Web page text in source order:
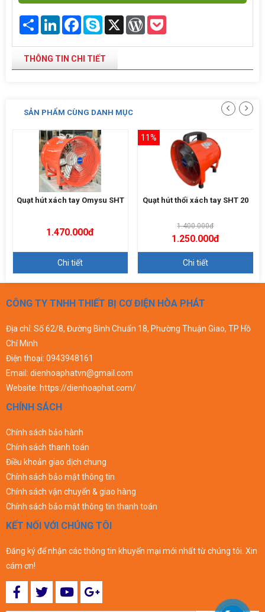
Share LinkedInFacebook
Skype X WordPress
THÔNG TIN CHI TIẾT
SẢN PHẨM CÙNG DANH MỤC
Quạt hút xách tay Omysu SHT
1.470.000đ
Chi tiết
11%
Quạt hút thổi xách tay SHT 20
1.400.000đ
1.250.000đ
Chi tiết
CÔNG TY TNHH THIẾT BỊ CƠ ĐIỆN HÒA PHÁT
Địa chỉ: Số 62/8, Đường Bình Chuẩn 18, Phường Thuận Giao, TP Hồ
Chí Minh
Điện thoại: 0943948161
Email: dienhoaphatvn@gmail.com
Website: https://dienhoaphat.com/
CHÍNH SÁCH
Chính sách bảo hành
Chính sách thanh toán
Điều khoản giao dịch chung
Chính sách bảo mật thông tin
Chính sách vận chuyển & giao hàng
Chính sách bảo mật thông tin thanh toán
KẾT NỐI VỚI CHÚNG TÔI
Đăng ký để nhận các thông tin khuyến mại mới nhất từ chúng tôi. Xin
cám ơn!